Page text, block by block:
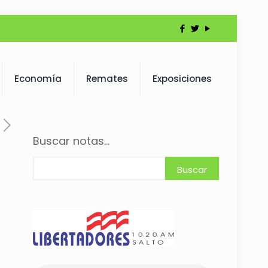
Economía Remates Exposiciones
Buscar notas...
Buscar